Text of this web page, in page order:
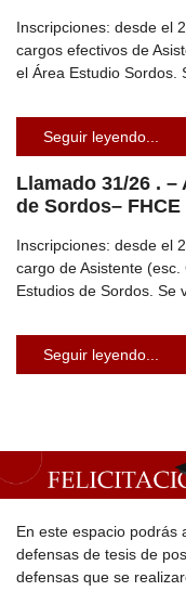
Inscripciones: desde el
cargos efectivos de
el Área Estudio Sordos.
Seguir leyendo...
Llamado 31/26 .
de Sordos–
Inscripciones: desde el
cargo de Asistente
Estudios de Sordos. Se
Seguir leyendo...
En este espacio podrás
defensas de tesis de
defensas que se